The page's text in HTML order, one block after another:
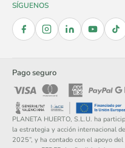
SÍGUENOS
Pago seguro
PLANETA HUERTO, S.L.U. ha
la estrategia y acción internacional
2025”, y ha contado con el apoyo